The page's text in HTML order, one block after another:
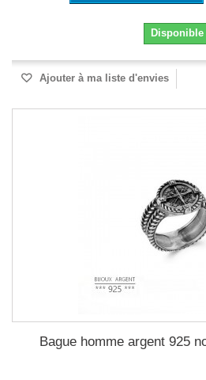
Disponible
Ajouter à ma liste d'envies
Bague homme argent 925